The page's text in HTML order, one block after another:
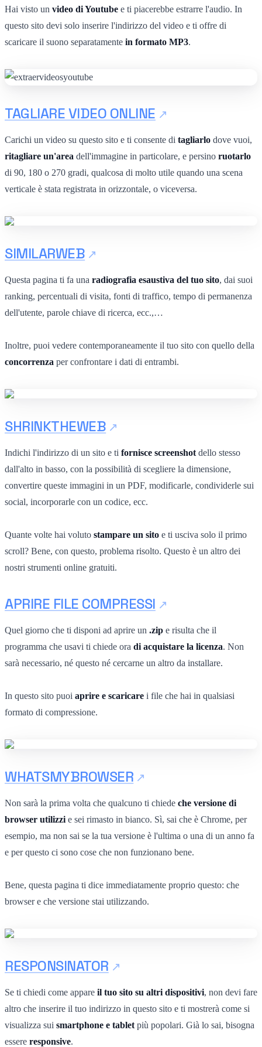
Hai visto un video di Youtube e ti piacerebbe estrarre l'audio. In
questo sito devi solo inserire l'indirizzo del video e ti offre di
scaricare il suono separatamente in formato MP3.
TAGLIARE VIDEO ONLINE
Carichi un video su questo sito e ti consente di tagliarlo dove vuoi,
ritagliare un'area dell'immagine in particolare, e persino ruotarlo
di 90, 180 o 270 gradi, qualcosa di molto utile quando una scena
verticale è stata registrata in orizzontale, o viceversa.
SIMILARWEB
Questa pagina ti fa una radiografia esaustiva del tuo sito, dai suoi
ranking, percentuali di visita, fonti di traffico, tempo di permanenza
dell'utente, parole chiave di ricerca, ecc.,…
Inoltre, puoi vedere contemporaneamente il tuo sito con quello della
concorrenza per confrontare i dati di entrambi.
SHRINKTHEWEB
Indichi l'indirizzo di un sito e ti fornisce screenshot dello stesso
dall'alto in basso, con la possibilità di scegliere la dimensione,
convertire queste immagini in un PDF, modificarle, condividerle sui
social, incorporarle con un codice, ecc.
Quante volte hai voluto stampare un sito e ti usciva solo il primo
scroll? Bene, con questo, problema risolto. Questo è un altro dei
nostri strumenti online gratuiti.
APRIRE FILE COMPRESSI
Quel giorno che ti disponi ad aprire un .zip e risulta che il
programma che usavi ti chiede ora di acquistare la licenza. Non
sarà necessario, né questo né cercarne un altro da installare.
In questo sito puoi aprire e scaricare i file che hai in qualsiasi
formato di compressione.
WHATSMYBROWSER
Non sarà la prima volta che qualcuno ti chiede che versione di
browser utilizzi e sei rimasto in bianco. Sì, sai che è Chrome, per
esempio, ma non sai se la tua versione è l'ultima o una di un anno fa
e per questo ci sono cose che non funzionano bene.
Bene, questa pagina ti dice immediatamente proprio questo: che
browser e che versione stai utilizzando.
RESPONSINATOR
Se ti chiedi come appare il tuo sito su altri dispositivi, non devi fare
altro che inserire il tuo indirizzo in questo sito e ti mostrerà come si
visualizza sui smartphone e tablet più popolari. Già lo sai, bisogna
essere responsive.